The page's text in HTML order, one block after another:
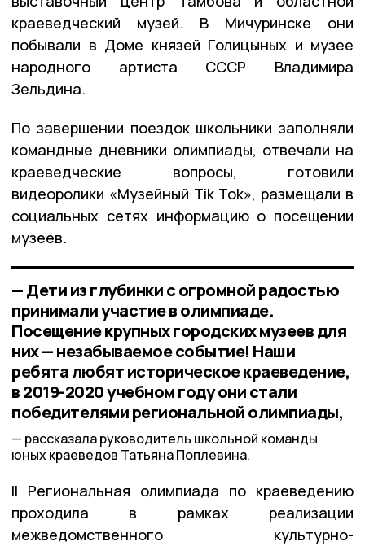
краеведческий музей. В Мичуринске они
побывали в Доме князей Голицыных и музее
народного артиста СССР Владимира
Зельдина.
По завершении поездок школьники заполняли
командные дневники олимпиады, отвечали на
краеведческие вопросы, готовили
видеоролики «Музейный Tik Tok», размещали в
социальных сетях информацию о посещении
музеев.
— Дети из глубинки с огромной радостью
принимали участие в олимпиаде.
Посещение крупных городских музеев для
них — незабываемое событие! Наши
ребята любят историческое краеведение,
в 2019-2020 учебном году они стали
победителями региональной олимпиады,
рассказала руководитель школьной команды
юных краеведов Татьяна Поплевина.
II Региональная олимпиада по краеведению
проходила в рамках реализации
межведомственного культурно-